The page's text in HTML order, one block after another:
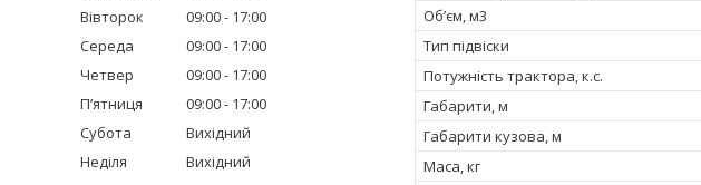
Об’єм, м3
Тип підвіски
Потужність трактора, к.с.
Габарити, м
Габарити кузова, м
Маса, кг
Вівторок
09:00
17:00
Середа
09:00
17:00
Четвер
09:00
17:00
Пʼятниця
09:00
17:00
Субота
Вихідний
Неділя
Вихідний